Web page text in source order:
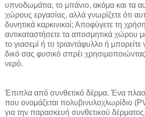
υπνοδωμάτια, το μπάνιο, ακόμα και τα
χώρους εργασίας, αλλά γνωρίζετε ότι
δυνητικά καρκινικοί; Αποφύγετε τη
αντικαταστήσετε τα αποσμητικά χώρου
το γιασεμί ή το τριαντάφυλλο ή μπορείτε
δικό σας φυσικό σπρέι χρησιμοποιώντας
νερό.
Έπιπλα από συνθετικό δέρμα. Ένα
που ονομάζεται πολυβινυλοχλωρίδιο
για την παρασκευή συνθετικού δέρματος,